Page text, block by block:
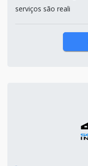
serviços são reali